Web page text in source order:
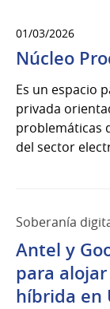
01/03/2026
Núcleo
Es un espacio
privada
problemáticas
del sector
Soberanía
Antel y
para
híbrida en